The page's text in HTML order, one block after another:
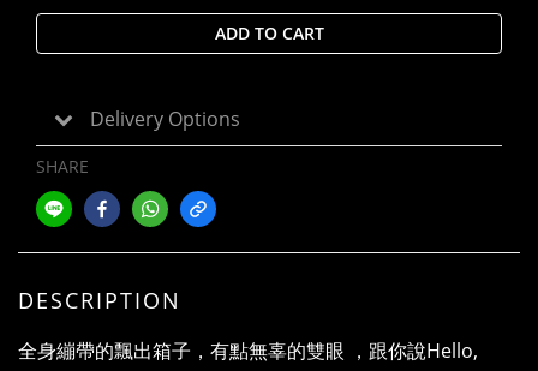
ADD TO CART
Delivery Options
SHARE
DESCRIPTION
全身繃帶的飄出箱子，有點無辜的雙眼 ，跟你說Hello,